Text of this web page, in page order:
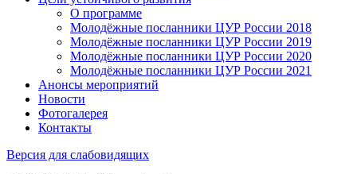
О программе
Молодёжные посланники ЦУР России 2018
Молодёжные посланники ЦУР России 2019
Молодёжные посланники ЦУР России 2020
Молодёжные посланники ЦУР России 2021
Анонсы мероприятий
Новости
Фотогалерея
Контакты
Версия для слабовидящих